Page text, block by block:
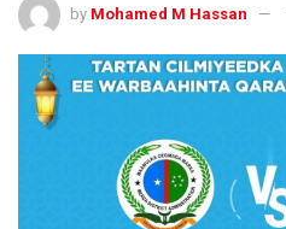
by Mohamed M Hassan